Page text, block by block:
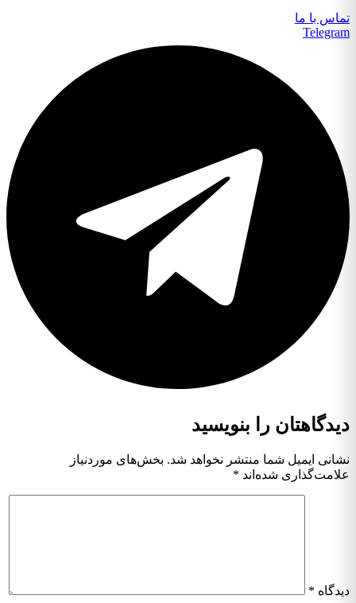
تماس با ما
Telegram
دیدگاهتان را بنویسید
نشانی ایمیل شما منتشر نخواهد شد. بخش‌های موردنیاز
علامت‌گذاری شده‌اند *
دیدگاه *